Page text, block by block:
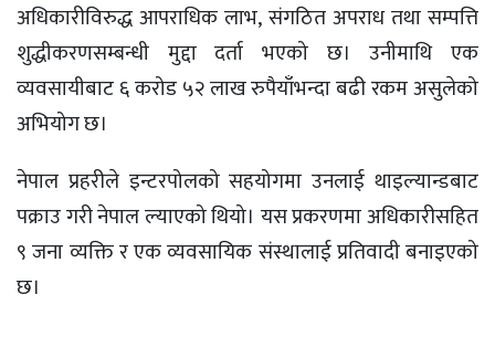
अधिकारीविरुद्ध आपराधिक लाभ, संगठित अपराध तथा सम्पत्ति
शुद्धीकरणसम्बन्धी मुद्दा दर्ता भएको छ। उनीमाथि एक
व्यवसायीबाट ६ करोड ५२ लाख रुपैयाँभन्दा बढी रकम असुलेको
अभियोग छ।
नेपाल प्रहरीले इन्टरपोलको सहयोगमा उनलाई थाइल्यान्डबाट
पक्राउ गरी नेपाल ल्याएको थियो। यस प्रकरणमा अधिकारीसहित
९ जना व्यक्ति र एक व्यवसायिक संस्थालाई प्रतिवादी बनाइएको
छ।